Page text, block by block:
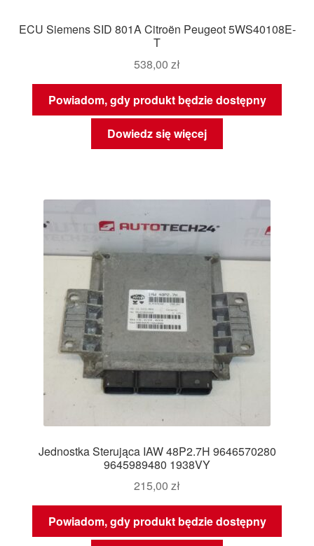
ECU Siemens SID 801A Citroën Peugeot 5WS40108E-
T
538,00 zł
Powiadom, gdy produkt będzie dostępny
Dowiedz się więcej
Jednostka Sterująca IAW 48P2.7H 9646570280
9645989480 1938VY
215,00 zł
Powiadom, gdy produkt będzie dostępny